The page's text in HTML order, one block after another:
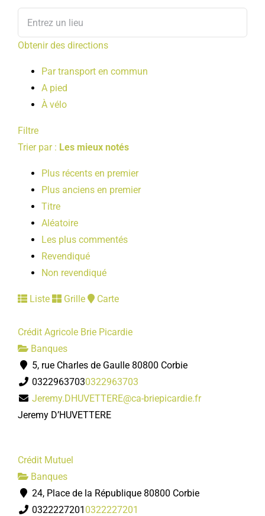
Obtenir des directions
Par transport en commun
A pied
À vélo
Filtre
Trier par : Les mieux notés
Plus récents en premier
Plus anciens en premier
Titre
Aléatoire
Les plus commentés
Revendiqué
Non revendiqué
Liste Grille Carte
Crédit Agricole Brie Picardie
Banques
5, rue Charles de Gaulle 80800 Corbie
03229637030322963703
Jeremy.DHUVETTERE@ca-briepicardie.fr
Jeremy D’HUVETTERE
Crédit Mutuel
Banques
24, Place de la République 80800 Corbie
0322227201 0322227201